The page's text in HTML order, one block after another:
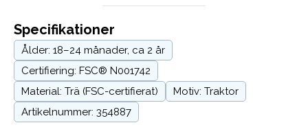
Specifikationer
Ålder: 18–24 månader, ca 2 år
Certifiering: FSC® N001742
Material: Trä (FSC-certifierat)
Motiv: Traktor
Artikelnummer: 354887